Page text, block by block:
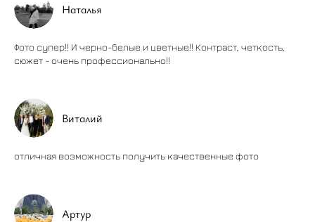
Наталья
Фото супер!! И черно-белые и цветные!! Контраст, четкость,
сюжет - очень профессионально!!
Виталий
отличная возможность получить качественные фото
Артур